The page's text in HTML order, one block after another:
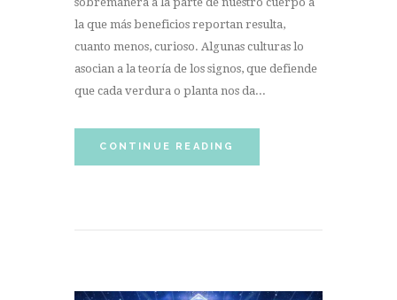
la que más beneficios reportan resulta,
cuanto menos, curioso. Algunas culturas lo
asocian a la teoría de los signos, que defiende
que cada verdura o planta nos da...
CONTINUE READING